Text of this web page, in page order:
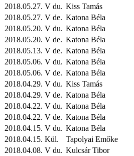
2018.05.27. V du. Kiss Tamás
2018.05.27. V de. Katona Béla
2018.05.20. V du. Katona Béla
2018.05.20. V de. Katona Béla
2018.05.13. V de. Katona Béla
2018.05.06. V du. Katona Béla
2018.05.06. V de. Katona Béla
2018.04.29. V du. Kiss Tamás
2018.04.29. V de. Katona Béla
2018.04.22. V du. Katona Béla
2018.04.22. V de. Katona Béla
2018.04.15. V du. Katona Béla
2018.04.15. Kül. Tapolyai Emőke
2018.04.08. V du. Kulcsár Tibor